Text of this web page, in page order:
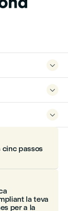



cinc passos
la teva
per a la